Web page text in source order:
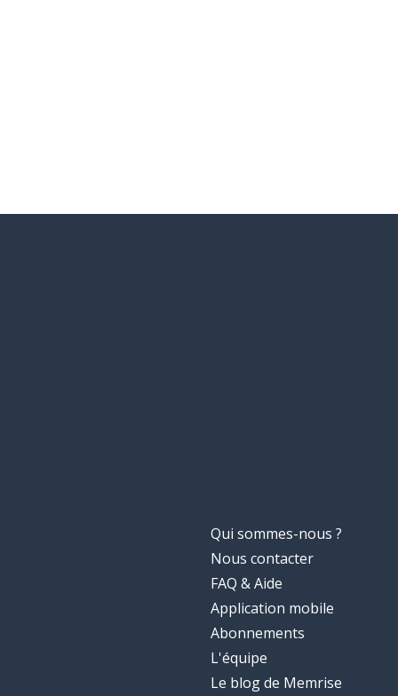
Qui sommes-nous ?
Nous contacter
FAQ & Aide
Application mobile
Abonnements
L'équipe
Le blog de Memrise